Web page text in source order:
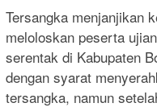
Tersangka menjanjikan
meloloskan peserta
serentak di Kabupaten
dengan syarat
tersangka, namun